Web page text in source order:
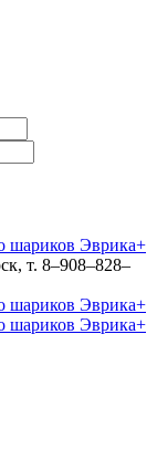
т. 8–908–828–